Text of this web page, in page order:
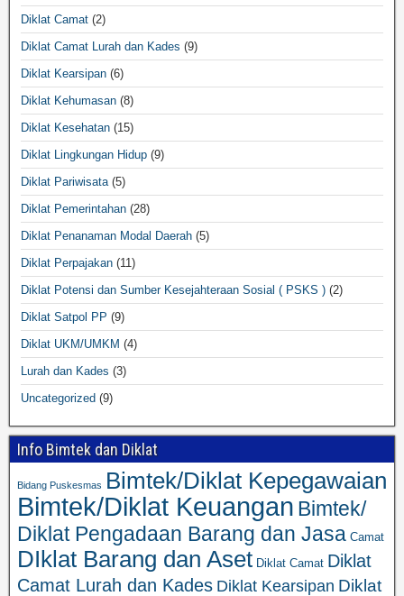
Diklat Camat (2)
Diklat Camat Lurah dan Kades (9)
Diklat Kearsipan (6)
Diklat Kehumasan (8)
Diklat Kesehatan (15)
Diklat Lingkungan Hidup (9)
Diklat Pariwisata (5)
Diklat Pemerintahan (28)
Diklat Penanaman Modal Daerah (5)
Diklat Perpajakan (11)
Diklat Potensi dan Sumber Kesejahteraan Sosial ( PSKS ) (2)
Diklat Satpol PP (9)
Diklat UKM/UMKM (4)
Lurah dan Kades (3)
Uncategorized (9)
Info Bimtek dan Diklat
Bidang Puskesmas Bimtek/Diklat Kepegawaian
Bimtek/Diklat Keuangan Bimtek/
Diklat Pengadaan Barang dan Jasa Camat
DIklat Barang dan Aset Diklat Camat Diklat
Camat Lurah dan Kades Diklat Kearsipan Diklat